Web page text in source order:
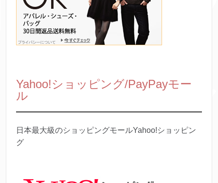
Yahoo!ショッピング/PayPayモー
ル
日本最大級のショッピングモールYahoo!ショッピン
グ